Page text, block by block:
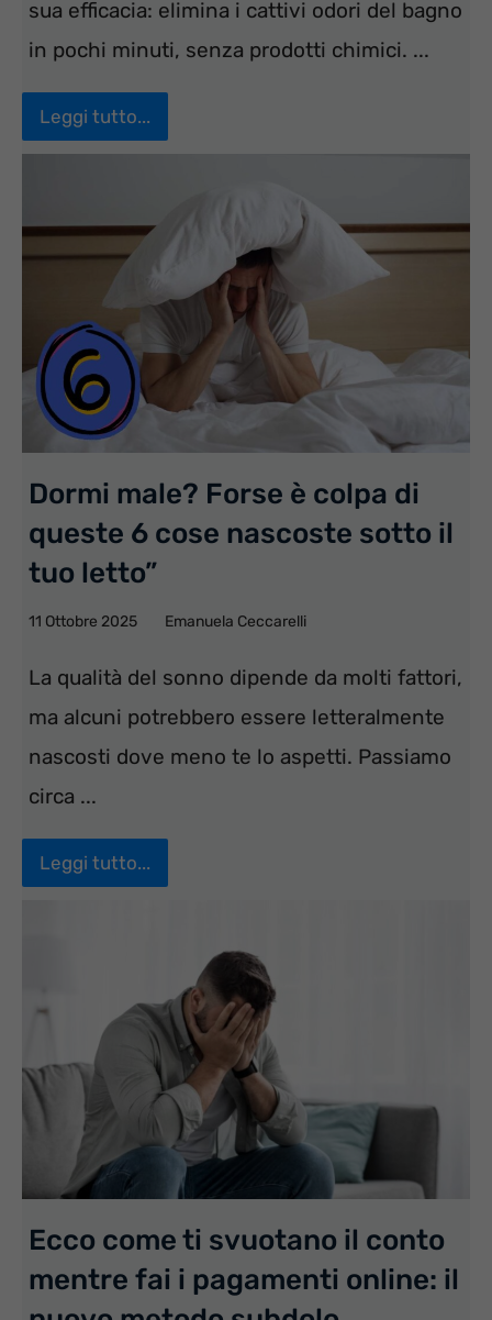
sua efficacia: elimina i cattivi odori del bagno
in pochi minuti, senza prodotti chimici. ...
Leggi tutto...
Dormi male? Forse è colpa di
queste 6 cose nascoste sotto il
tuo letto”
11 Ottobre 2025 Emanuela Ceccarelli
La qualità del sonno dipende da molti fattori,
ma alcuni potrebbero essere letteralmente
nascosti dove meno te lo aspetti. Passiamo
circa ...
Leggi tutto...
Ecco come ti svuotano il conto
mentre fai i pagamenti online: il